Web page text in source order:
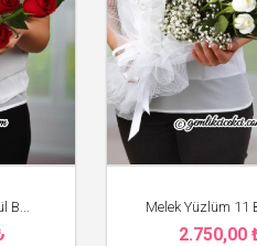
B... Melek Yüzlüm 11
2.750,00